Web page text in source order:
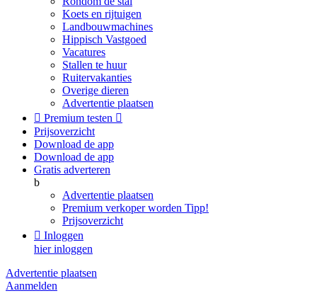
Koets en rijtuigen
Landbouwmachines
Hippisch Vastgoed
Vacatures
Stallen te huur
Ruitervakanties
Overige dieren
Advertentie plaatsen
 Premium testen 
Prijsoverzicht
Download de app
Download de app
Gratis adverteren
b
Advertentie plaatsen
Premium verkoper worden Tipp!
Prijsoverzicht
 Inloggen
hier inloggen
Advertentie plaatsen
Aanmelden